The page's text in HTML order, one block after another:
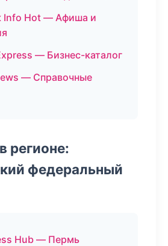
Info Hot — Афиша и
— Бизнес-каталог
— Справочные
регионе:
федеральный
Hub — Пермь